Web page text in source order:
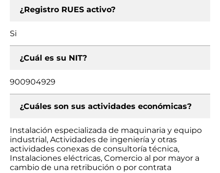
¿Registro RUES activo?
Si
¿Cuál es su NIT?
900904929
¿Cuáles son sus actividades económicas?
Instalación especializada de maquinaria y equipo
industrial, Actividades de ingeniería y otras
actividades conexas de consultoría técnica,
Instalaciones eléctricas, Comercio al por mayor a
cambio de una retribución o por contrata